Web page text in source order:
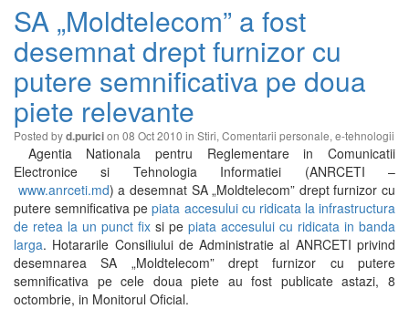
SA „Moldtelecom” a fost
desemnat drept furnizor cu
putere semnificativa pe doua
piete relevante
Posted byd.puricion 08 Oct 2010 in Stiri, Comentarii personale, e-tehnologii
Agentia Nationala pentru Reglementare in Comunicatii
Electronice si Tehnologia Informatiei (ANRCETI –
www.anrceti.md) a desemnat SA „Moldtelecom” drept furnizor cu
putere semnificativa pepiata accesului cu ridicata la infrastructura
de retea la un punct fix si pe piata accesului cu ridicata in banda
larga. Hotararile Consiliului de Administratie al ANRCETI privind
desemnarea SA „Moldtelecom” drept furnizor cu putere
semnificativa pe cele doua piete au fost publicate astazi, 8
octombrie, in Monitorul Oficial.